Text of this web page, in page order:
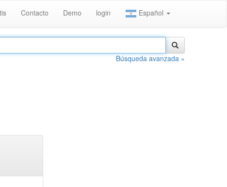
Contacto Demo login Español
Búsqueda avanzada »